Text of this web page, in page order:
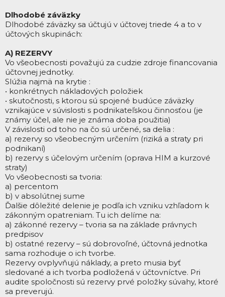
Dlhodobé záväzky
Dlhodobé záväzky sa účtujú v účtovej triede 4 a to v
účtových skupinách:
A) REZERVY
Vo všeobecnosti považujú za cudzie zdroje financovania
účtovnej jednotky.
Slúžia najmä na krytie :
• konkrétnych nákladových položiek
• skutočnosti, s ktorou sú spojené budúce záväzky
vznikajúce v súvislosti s podnikateľskou činnosťou (je
známy účel, ale nie je známa doba použitia)
V závislosti od toho na čo sú určené, sa delia :
a) rezervy so všeobecným určením (riziká a straty pri
podnikaní)
b) rezervy s účelovým určením (oprava HIM a kurzové
straty)
Vo všeobecnosti sa tvoria:
a) percentom
b) v absolútnej sume
Ďalšie dôležité delenie je podľa ich vzniku vzhľadom k
zákonným opatreniam. Tu ich delíme na:
a) zákonné rezervy – tvoria sa na základe právnych
predpisov
b) ostatné rezervy – sú dobrovoľné, účtovná jednotka
sama rozhoduje o ich tvorbe.
Rezervy ovplyvňujú náklady, a preto musia byť
sledované a ich tvorba podložená v účtovníctve. Pri
audite spoločnosti sú rezervy prvé položky súvahy, ktoré
sa preverujú.